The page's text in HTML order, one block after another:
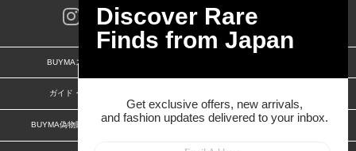
BUYMAスタートガイド
ガイド・お問い合わせ
BUYMA偽物販売防止の取り組み BUYMA CARD